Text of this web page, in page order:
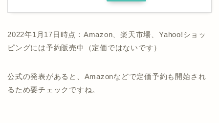
2022年1月17日時点：Amazon、楽天市場、Yahoo!ショッ
ピングには予約販売中（定価ではないです）
公式の発表があると、Amazonなどで定価予約も開始され
るため要チェックですね。